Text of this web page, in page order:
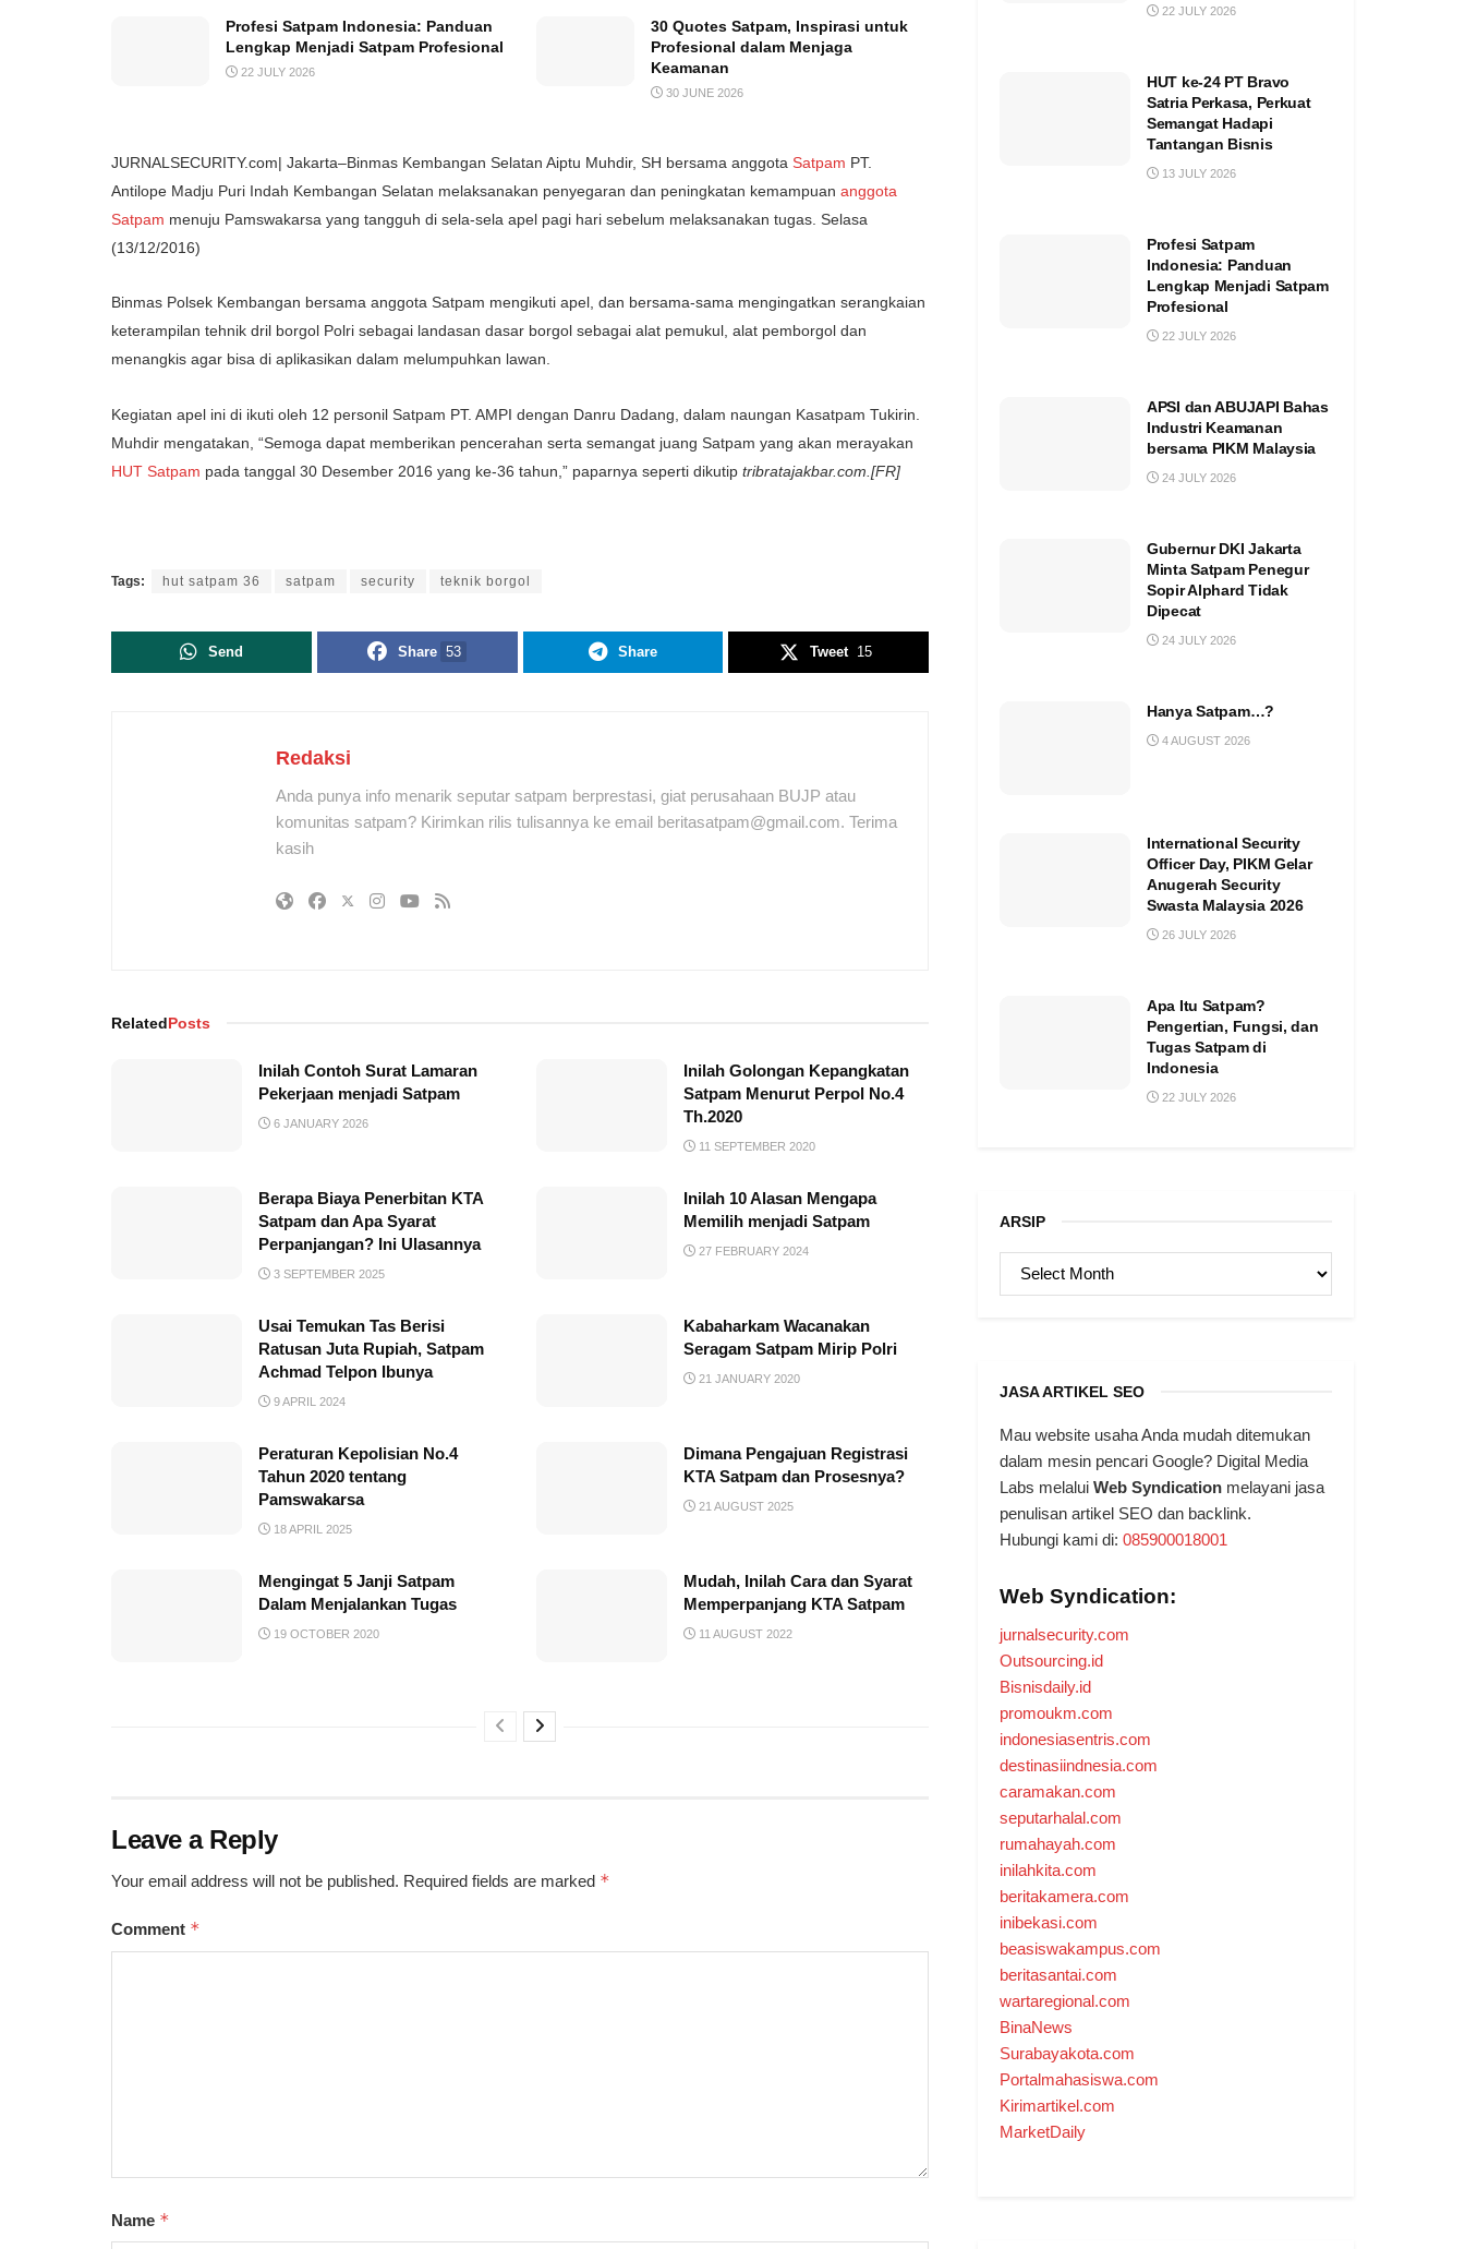
Profesi Satpam Indonesia: Panduan
Lengkap Menjadi Satpam Profesional
22 JULY 2026
30 Quotes Satpam, Inspirasi untuk
Profesional dalam Menjaga
Keamanan
30 JUNE 2026
JURNALSECURITY.com| Jakarta–Binmas Kembangan Selatan Aiptu Muhdir, SH bersama anggota Satpam PT.
Antilope Madju Puri Indah Kembangan Selatan melaksanakan penyegaran dan peningkatan kemampuan anggota
Satpam menuju Pamswakarsa yang tangguh di sela-sela apel pagi hari sebelum melaksanakan tugas. Selasa
(13/12/2016)
Binmas Polsek Kembangan bersama anggota Satpam mengikuti apel, dan bersama-sama mengingatkan serangkaian
keterampilan tehnik dril borgol Polri sebagai landasan dasar borgol sebagai alat pemukul, alat pemborgol dan
menangkis agar bisa di aplikasikan dalam melumpuhkan lawan.
Kegiatan apel ini di ikuti oleh 12 personil Satpam PT. AMPI dengan Danru Dadang, dalam naungan Kasatpam Tukirin.
Muhdir mengatakan, “Semoga dapat memberikan pencerahan serta semangat juang Satpam yang akan merayakan
HUT Satpam pada tanggal 30 Desember 2016 yang ke-36 tahun,” paparnya seperti dikutip tribratajakbar.com.[FR]
Tags: hut satpam 36 satpam security teknik borgol
Send Share 53 Share Tweet 15
Redaksi
Anda punya info menarik seputar satpam berprestasi, giat perusahaan BUJP atau
komunitas satpam? Kirimkan rilis tulisannya ke email beritasatpam@gmail.com. Terima
kasih
RelatedPosts
Inilah Contoh Surat Lamaran
Pekerjaan menjadi Satpam
6 JANUARY 2026
Inilah Golongan Kepangkatan
Satpam Menurut Perpol No.4
Th.2020
11 SEPTEMBER 2020
Berapa Biaya Penerbitan KTA
Satpam dan Apa Syarat
Perpanjangan? Ini Ulasannya
3 SEPTEMBER 2025
Inilah 10 Alasan Mengapa
Memilih menjadi Satpam
27 FEBRUARY 2024
Usai Temukan Tas Berisi
Ratusan Juta Rupiah, Satpam
Achmad Telpon Ibunya
9 APRIL 2024
Kabaharkam Wacanakan
Seragam Satpam Mirip Polri
21 JANUARY 2020
Peraturan Kepolisian No.4
Tahun 2020 tentang
Pamswakarsa
18 APRIL 2025
Dimana Pengajuan Registrasi
KTA Satpam dan Prosesnya?
21 AUGUST 2025
Mengingat 5 Janji Satpam
Dalam Menjalankan Tugas
19 OCTOBER 2020
Mudah, Inilah Cara dan Syarat
Memperpanjang KTA Satpam
11 AUGUST 2022
Leave a Reply
Your email address will not be published. Required fields are marked *
Comment *
Name *
22 JULY 2026
HUT ke-24 PT Bravo
Satria Perkasa, Perkuat
Semangat Hadapi
Tantangan Bisnis
13 JULY 2026
Profesi Satpam
Indonesia: Panduan
Lengkap Menjadi Satpam
Profesional
22 JULY 2026
APSI dan ABUJAPI Bahas
Industri Keamanan
bersama PIKM Malaysia
24 JULY 2026
Gubernur DKI Jakarta
Minta Satpam Penegur
Sopir Alphard Tidak
Dipecat
24 JULY 2026
Hanya Satpam…?
4 AUGUST 2026
International Security
Officer Day, PIKM Gelar
Anugerah Security
Swasta Malaysia 2026
26 JULY 2026
Apa Itu Satpam?
Pengertian, Fungsi, dan
Tugas Satpam di
Indonesia
22 JULY 2026
ARSIP
ARSIP
JASA ARTIKEL SEO
Mau website usaha Anda mudah ditemukan
dalam mesin pencari Google? Digital Media
Labs melalui Web Syndication melayani jasa
penulisan artikel SEO dan backlink.
Hubungi kami di: 085900018001
Web Syndication:
jurnalsecurity.com
Outsourcing.id
Bisnisdaily.id
promoukm.com
indonesiasentris.com
destinasiindnesia.com
caramakan.com
seputarhalal.com
rumahayah.com
inilahkita.com
beritakamera.com
inibekasi.com
beasiswakampus.com
beritasantai.com
wartaregional.com
BinaNews
Surabayakota.com
Portalmahasiswa.com
Kirimartikel.com
MarketDaily